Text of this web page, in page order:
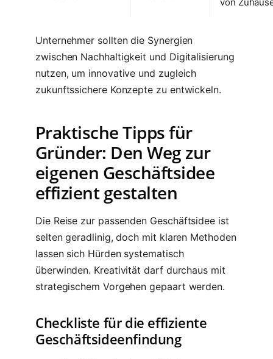
Unternehmer sollten die Synergien
zwischen Nachhaltigkeit und Digitalisierung
nutzen, um innovative und zugleich
zukunftssichere Konzepte zu entwickeln.
Praktische Tipps für
Gründer: Den Weg zur
eigenen Geschäftsidee
effizient gestalten
Die Reise zur passenden Geschäftsidee ist
selten geradlinig, doch mit klaren Methoden
lassen sich Hürden systematisch
überwinden. Kreativität darf durchaus mit
strategischem Vorgehen gepaart werden.
Checkliste für die effiziente
Geschäftsideenfindung